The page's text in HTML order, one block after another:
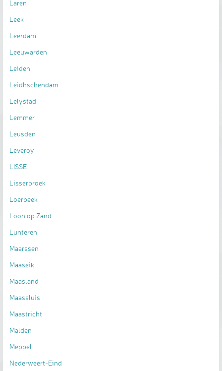
Laren
Leek
Leerdam
Leeuwarden
Leiden
Leidhschendam
Lelystad
Lemmer
Leusden
Leveroy
LISSE
Lisserbroek
Loerbeek
Loon op Zand
Lunteren
Maarssen
Maaseik
Maasland
Maassluis
Maastricht
Malden
Meppel
Nederweert-Eind